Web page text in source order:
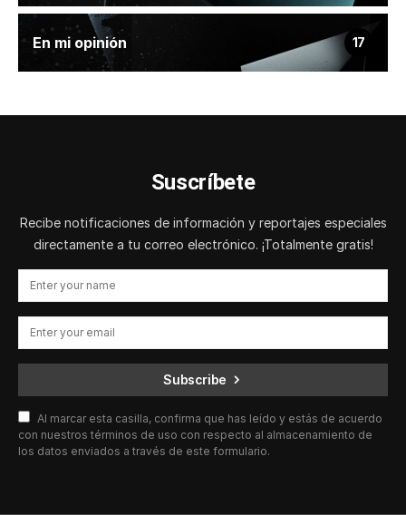
En mi opinión 17
Suscríbete
Recibe notificaciones de información y reportajes especiales
directamente a tu correo electrónico. ¡Totalmente gratis!
Subscribe
Al marcar esta casilla, confirma que has leído y estás de acuerdo
con nuestros términos de uso con respecto al almacenamiento de
los datos enviados a través de este formulario.